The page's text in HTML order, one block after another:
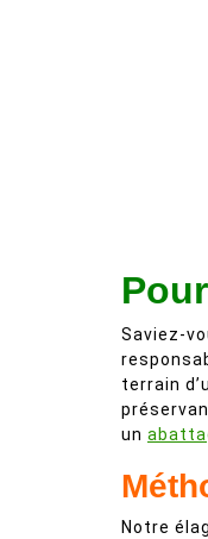
Saviez-
terrain
un
Notre